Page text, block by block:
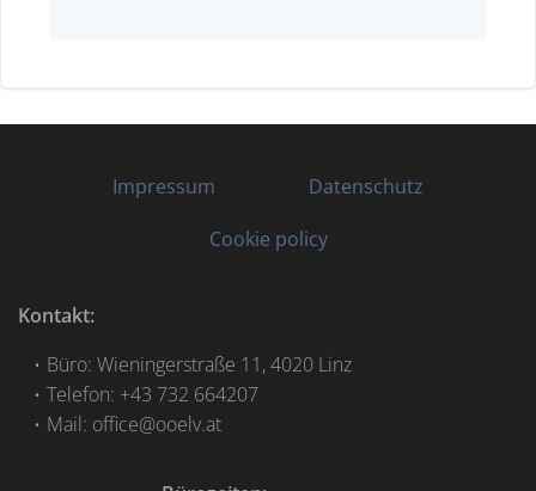
Impressum
Datenschutz
Cookie policy
Kontakt:
Büro: Wieningerstraße 11, 4020 Linz
Telefon: +43 732 664207
Mail: office@ooelv.at